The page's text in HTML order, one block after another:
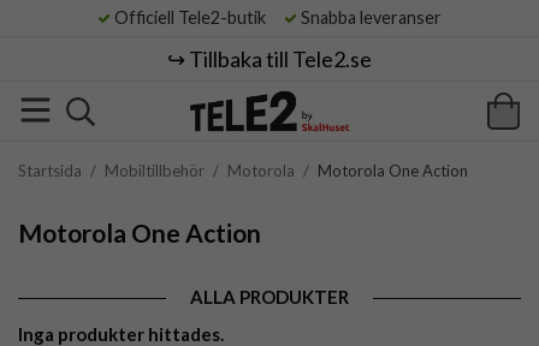
Officiell Tele2-butik Snabba leveranser
↪️ Tillbaka till Tele2.se
Startsida / Mobiltillbehör / Motorola / Motorola One Action
Motorola One Action
ALLA PRODUKTER
Inga produkter hittades.